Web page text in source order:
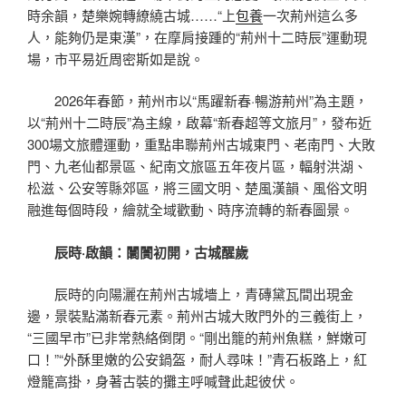
時余韻，楚樂婉轉繚繞古城……“上包養一次荊州這么多
人，能夠仍是東漢”，在摩肩接踵的“荊州十二時辰”運動現
場，市平易近周密斯如是說。
2026年春節，荊州市以“馬躍新春·暢游荊州”為主題，
以“荊州十二時辰”為主線，啟幕“新春超等文旅月”，發布近
300場文旅體運動，重點串聯荊州古城東門、老南門、大敗
門、九老仙都景區、紀南文旅區五年夜片區，輻射洪湖、
松滋、公安等縣郊區，將三國文明、楚風漢韻、風俗文明
融進每個時段，繪就全域歡動、時序流轉的新春圖景。
辰時·啟韻：闤闠初開，古城醒歲
辰時的向陽灑在荊州古城墻上，青磚黛瓦間出現金
邊，景裝點滿新春元素。荊州古城大敗門外的三義街上，
“三國早市”已非常熱絡倒閉。“剛出籠的荊州魚糕，鮮嫩可
口！”“外酥里嫩的公安鍋盔，耐人尋味！”青石板路上，紅
燈籠高掛，身著古裝的攤主呼喊聲此起彼伏。